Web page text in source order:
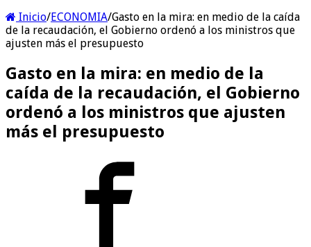
Inicio/ECONOMIA/Gasto en la mira: en medio de la caída
de la recaudación, el Gobierno ordenó a los ministros que
ajusten más el presupuesto
Gasto en la mira: en medio de la
caída de la recaudación, el Gobierno
ordenó a los ministros que ajusten
más el presupuesto